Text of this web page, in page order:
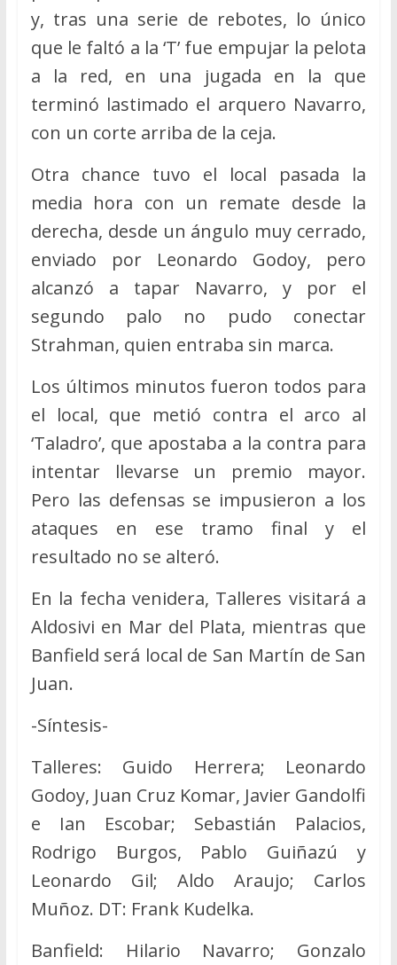
y, tras una serie de rebotes, lo único
que le faltó a la ‘T’ fue empujar la pelota
a la red, en una jugada en la que
terminó lastimado el arquero Navarro,
con un corte arriba de la ceja.
Otra chance tuvo el local pasada la
media hora con un remate desde la
derecha, desde un ángulo muy cerrado,
enviado por Leonardo Godoy, pero
alcanzó a tapar Navarro, y por el
segundo palo no pudo conectar
Strahman, quien entraba sin marca.
Los últimos minutos fueron todos para
el local, que metió contra el arco al
‘Taladro’, que apostaba a la contra para
intentar llevarse un premio mayor.
Pero las defensas se impusieron a los
ataques en ese tramo final y el
resultado no se alteró.
En la fecha venidera, Talleres visitará a
Aldosivi en Mar del Plata, mientras que
Banfield será local de San Martín de San
Juan.
-Síntesis-
Talleres: Guido Herrera; Leonardo
Godoy, Juan Cruz Komar, Javier Gandolfi
e Ian Escobar; Sebastián Palacios,
Rodrigo Burgos, Pablo Guiñazú y
Leonardo Gil; Aldo Araujo; Carlos
Muñoz. DT: Frank Kudelka.
Banfield: Hilario Navarro; Gonzalo